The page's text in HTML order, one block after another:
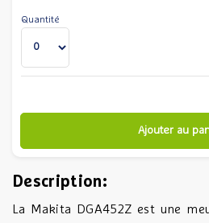
Quantité
Ajouter au
Description:
La Makita DGA452Z est une